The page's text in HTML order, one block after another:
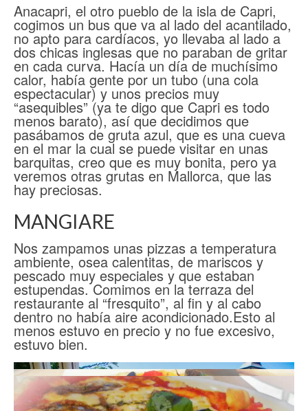
Anacapri, el otro pueblo de la isla de Capri,
cogimos un bus que va al lado del acantilado,
no apto para cardíacos, yo llevaba al lado a
dos chicas inglesas que no paraban de gritar
en cada curva. Hacía un día de muchísimo
calor, había gente por un tubo (una cola
espectacular) y unos precios muy
“asequibles” (ya te digo que Capri es todo
menos barato), así que decidimos que
pasábamos de gruta azul, que es una cueva
en el mar la cual se puede visitar en unas
barquitas, creo que es muy bonita, pero ya
veremos otras grutas en Mallorca, que las
hay preciosas.
MANGIARE
Nos zampamos unas pizzas a temperatura
ambiente, osea calentitas, de mariscos y
pescado muy especiales y que estaban
estupendas. Comimos en la terraza del
restaurante al “fresquito”, al fin y al cabo
dentro no había aire acondicionado.Esto al
menos estuvo en precio y no fue excesivo,
estuvo bien.
RETORNO A CAPRI